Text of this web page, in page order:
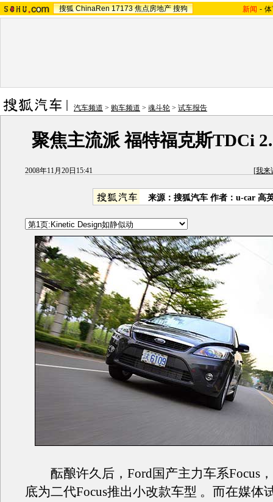
搜狐 ChinaRen 17173 焦点房地产 搜狗 新闻 -
汽车频道 > 购车频道 > 魂斗轮 > 试车报告
聚焦主流派 福特福克斯TDCi
2008年11月20日15:41 [我来
来源：搜狐汽车 作者：u-car 高
酝酿许久后，Ford国产主力车系Focus
底为二代Focus推出小改款车型 。而在媒体